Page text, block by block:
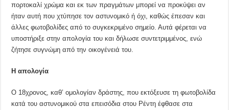
πορτοκαλί χρώμα και εκ των πραγμάτων μπορεί να προκύψει αν
ήταν αυτή που χτύπησε τον αστυνομικό ή όχι, καθώς έπεσαν και
άλλες φωτοβολίδες από το συγκεκριμένο σημείο. Αυτά φέρεται να
υποστήριξε στην απολογία του και δήλωσε συντετριμμένος, ενώ
ζήτησε συγνώμη από την οικογένειά του.
Η απολογία
Ο 18χρονος, καθ’ ομολογίαν δράστης, που εκτόξευσε τη φωτοβολίδα
κατά του αστυνομικού στα επεισόδια στου Ρέντη έφθασε στα